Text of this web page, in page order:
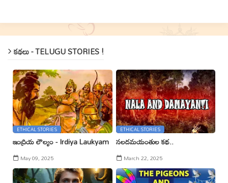
కథలు - TELUGU STORIES !
ETHICAL STORIES
ఇంద్రియ లౌల్యం - Irdiya Laukyam
May 09, 2025
ETHICAL STORIES
నలదమయంతుల కథ..
March 22, 2025